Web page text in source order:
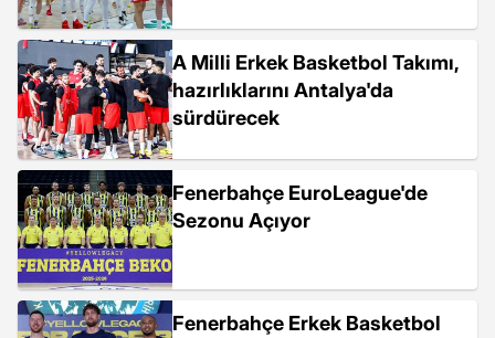
A Milli Erkek Basketbol Takımı,
hazırlıklarını Antalya'da
sürdürecek
Fenerbahçe EuroLeague'de
Sezonu Açıyor
Fenerbahçe Erkek Basketbol